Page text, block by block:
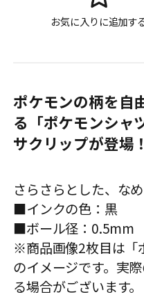
お気に入りに追加す
ポケモンの柄を自
る「ポケモンシャ
サクリップが登場！
さらさらとした、な
■インクの色：黒
■ボール径：0.5mm
※商品画像2枚目は「
のイメージです。実
る場合がございます。